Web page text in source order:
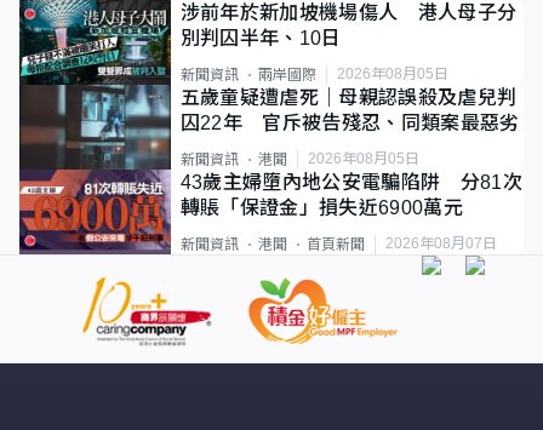
涉前年於新加坡機場傷人 港人母子分
別判囚半年、10日
新聞資訊 兩岸國際 2026年08月05日
五歲童疑遭虐死｜母親認誤殺及虐兒判
囚22年 官斥被告殘忍、同類案最惡劣
新聞資訊 港聞 2026年08月05日
43歲主婦墮內地公安電騙陷阱 分81次
轉賬「保證金」損失近6900萬元
新聞資訊 港聞 首頁新聞 2026年08月07日